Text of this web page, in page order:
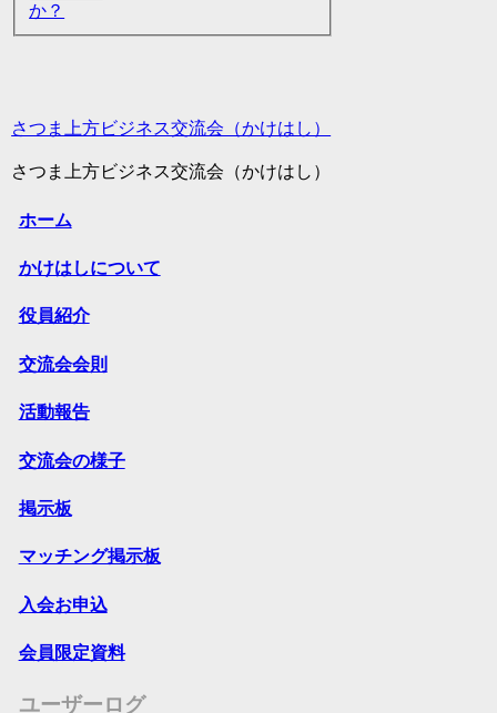
か？
さつま上方ビジネス交流会（かけはし）
さつま上方ビジネス交流会（かけはし）
ホーム
かけはしについて
役員紹介
交流会会則
活動報告
交流会の様子
掲示板
マッチング掲示板
入会お申込
会員限定資料
ユーザーログ